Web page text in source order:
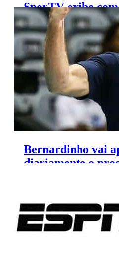
SporTV exibe
a Liga das Nações
Bernardinho vai
diariamente o
Tóquio’ durante